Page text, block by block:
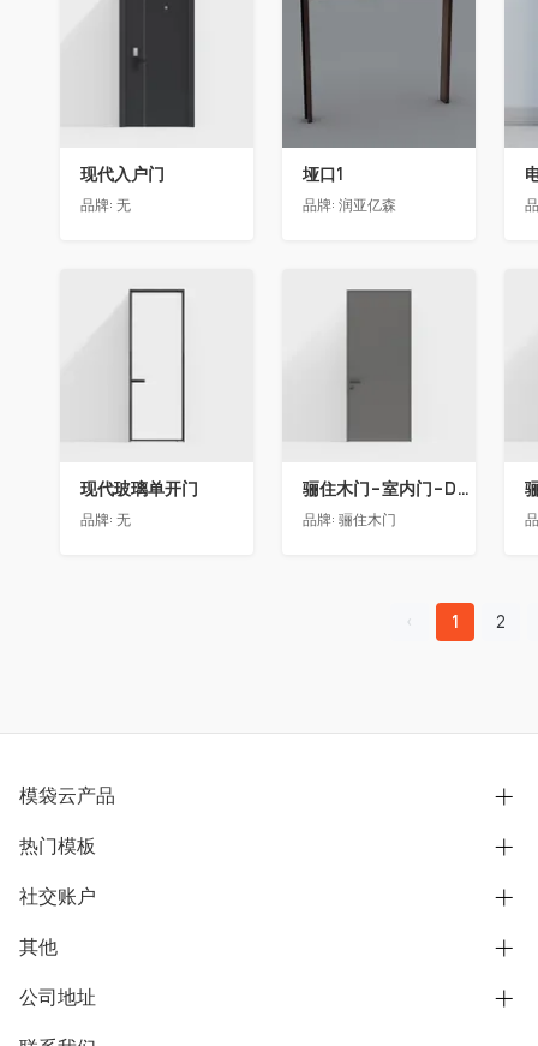
现代入户门
品牌: 无
垭口1
品牌: 润亚亿森
收藏
现代玻璃单开门
品牌: 无
骊住木门-室内门-DAA标准门-方形把手-2350-灰色
品牌: 骊住木门
1 2
模袋云产品
别墅设计营销
模型协同展示分享
别墅社区
热门模板
欧式别墅
中式别墅
社交账户
B站
抖音
微信公众号
其他
用户服务协议
隐私政策
公司地址